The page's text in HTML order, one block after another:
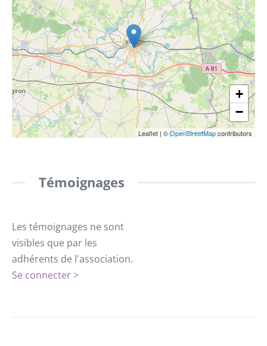
+
−
Leaflet | ©OpenStreetMapcontributors
Témoignages
Les témoignages ne sont
visibles que par les
adhérents de l'association.
Se connecter >